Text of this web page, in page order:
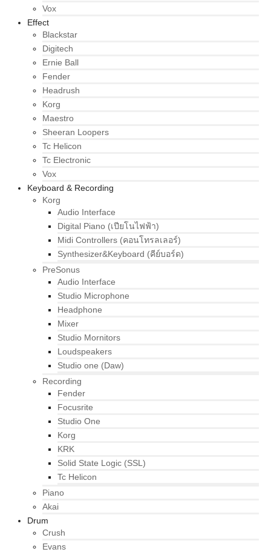
Vox
Effect
Blackstar
Digitech
Ernie Ball
Fender
Headrush
Korg
Maestro
Sheeran Loopers
Tc Helicon
Tc Electronic
Vox
Keyboard & Recording
Korg
Audio Interface
Digital Piano (เปียโนไฟฟ้า)
Midi Controllers (คอนโทรลเลอร์)
Synthesizer&Keyboard (คีย์บอร์ด)
PreSonus
Audio Interface
Studio Microphone
Headphone
Mixer
Studio Mornitors
Loudspeakers
Studio one (Daw)
Recording
Fender
Focusrite
Studio One
Korg
KRK
Solid State Logic (SSL)
Tc Helicon
Piano
Akai
Drum
Crush
Evans